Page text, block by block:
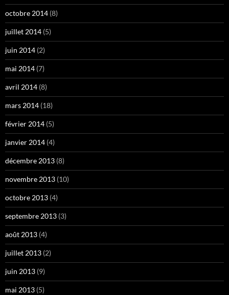
octobre 2014 (8)
juillet 2014 (5)
juin 2014 (2)
mai 2014 (7)
avril 2014 (8)
mars 2014 (18)
février 2014 (5)
janvier 2014 (4)
décembre 2013 (8)
novembre 2013 (10)
octobre 2013 (4)
septembre 2013 (3)
août 2013 (4)
juillet 2013 (2)
juin 2013 (9)
mai 2013 (5)